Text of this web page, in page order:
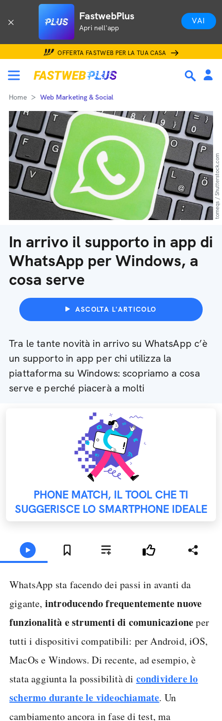
FastwebPlus
Apri nell'app
VAI
OFFERTA FASTWEB PER LA TUA CASA
Home Web Marketing & Social
In arrivo il supporto in app di
WhatsApp per Windows, a
cosa serve
ASCOLTA L'ARTICOLO
Tra le tante novità in arrivo su WhatsApp c’è
un supporto in app per chi utilizza la
piattaforma su Windows: scopriamo a cosa
serve e perché piacerà a molti
tomeqs / Shutterstock.com
PHONE MATCH, IL TOOL CHE TI
SUGGERISCE LO SMARTPHONE IDEALE
WhatsApp sta facendo dei passi in avanti da
gigante, introducendo frequentemente nuove
funzionalità e strumenti di comunicazioneper
tutti i dispositivi compatibili: per Android, iOS,
MacOs e Windows. Di recente, ad esempio, è
stata aggiunta la possibilità di condividere lo
schermo durante le videochiamate. Un
cambiamento ancora in fase di test, ma